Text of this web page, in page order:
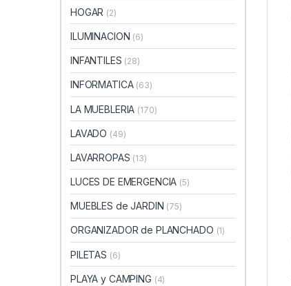
HOGAR (2)
ILUMINACION (6)
INFANTILES (28)
INFORMATICA (63)
LA MUEBLERIA (170)
LAVADO (49)
LAVARROPAS (13)
LUCES DE EMERGENCIA (5)
MUEBLES de JARDIN (75)
ORGANIZADOR de PLANCHADO (1)
PILETAS (6)
PLAYA y CAMPING (4)